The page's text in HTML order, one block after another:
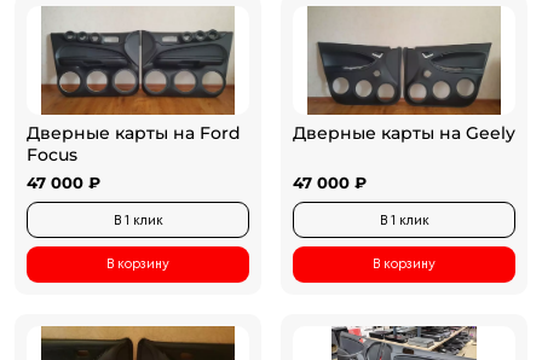
Дверные карты на Ford
Focus
47 000 ₽
В 1 клик
В корзину
Дверные карты на Geely
47 000 ₽
В 1 клик
В корзину